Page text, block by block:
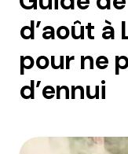
d’août à
pour ne
d’ennui